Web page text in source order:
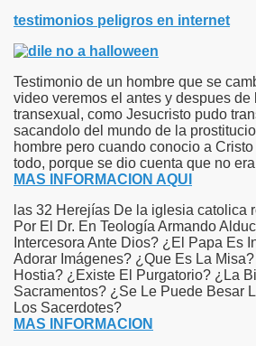
testimonios peligros en internet
Testimonio de un hombre que se
video veremos el antes y despues de
transexual, como Jesucristo pudo
sacandolo del mundo de la
hombre pero cuando conocio a
todo, porque se dio cuenta que no
MAS INFORMACION AQUI
las 32 Herejías De la iglesia catolica
Por El Dr. En Teología Armando
Intercesora Ante Dios? ¿El Papa Es
Adorar Imágenes? ¿Que Es La
Hostia? ¿Existe El Purgatorio? ¿La
Sacramentos? ¿Se Le Puede Besar
Los Sacerdotes?
MAS INFORMACION